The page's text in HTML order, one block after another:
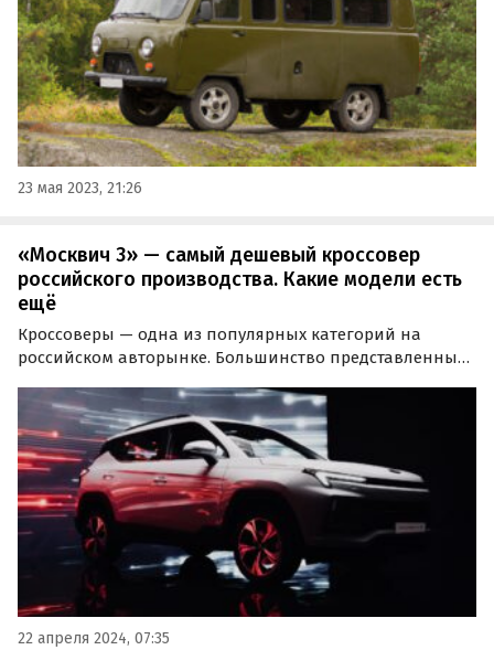
23 мая 2023, 21:26
«Москвич 3» — самый дешевый кроссовер
российского производства. Какие модели есть
ещё
Кроссоверы — одна из популярных категорий на
российском авторынке. Большинство представленных
отечественных брендов. Издание «Автоновости дня»
выяснило, какие из них сегодня самые дешевые.
22 апреля 2024, 07:35